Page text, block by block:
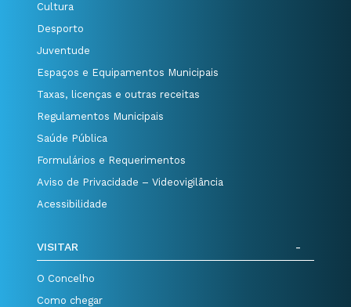
Cultura
Desporto
Juventude
Espaços e Equipamentos Municipais
Taxas, licenças e outras receitas
Regulamentos Municipais
Saúde Pública
Formulários e Requerimentos
Aviso de Privacidade – Videovigilância
Acessibilidade
VISITAR
O Concelho
Como chegar